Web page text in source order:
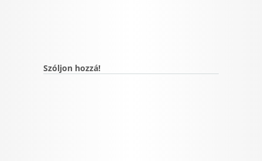
Szóljon hozzá!